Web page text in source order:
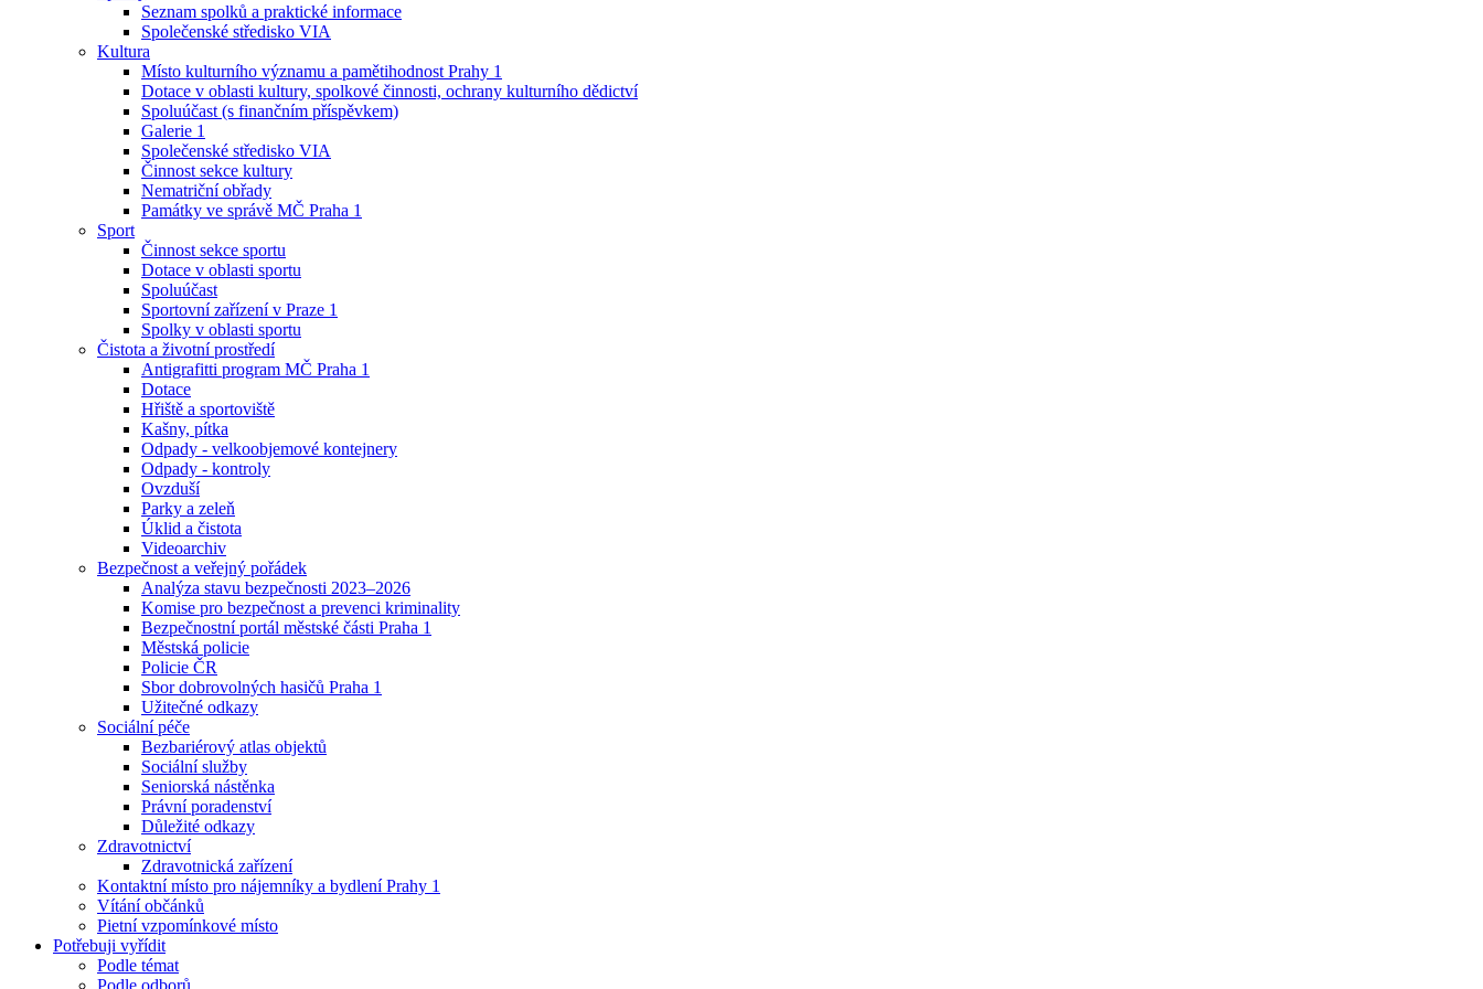
Seznam spolků a praktické informace
Společenské středisko VIA
Kultura
Místo kulturního významu a pamětihodnost Prahy 1
Dotace v oblasti kultury, spolkové činnosti, ochrany kulturního dědictví
Spoluúčast (s finančním příspěvkem)
Galerie 1
Společenské středisko VIA
Činnost sekce kultury
Nematriční obřady
Památky ve správě MČ Praha 1
Sport
Činnost sekce sportu
Dotace v oblasti sportu
Spoluúčast
Sportovní zařízení v Praze 1
Spolky v oblasti sportu
Čistota a životní prostředí
Antigrafitti program MČ Praha 1
Dotace
Hřiště a sportoviště
Kašny, pítka
Odpady - velkoobjemové kontejnery
Odpady - kontroly
Ovzduší
Parky a zeleň
Úklid a čistota
Videoarchiv
Bezpečnost a veřejný pořádek
Analýza stavu bezpečnosti 2023–2026
Komise pro bezpečnost a prevenci kriminality
Bezpečnostní portál městské části Praha 1
Městská policie
Policie ČR
Sbor dobrovolných hasičů Praha 1
Užitečné odkazy
Sociální péče
Bezbariérový atlas objektů
Sociální služby
Seniorská nástěnka
Právní poradenství
Důležité odkazy
Zdravotnictví
Zdravotnická zařízení
Kontaktní místo pro nájemníky a bydlení Prahy 1
Vítání občánků
Pietní vzpomínkové místo
Potřebuji vyřídit
Podle témat